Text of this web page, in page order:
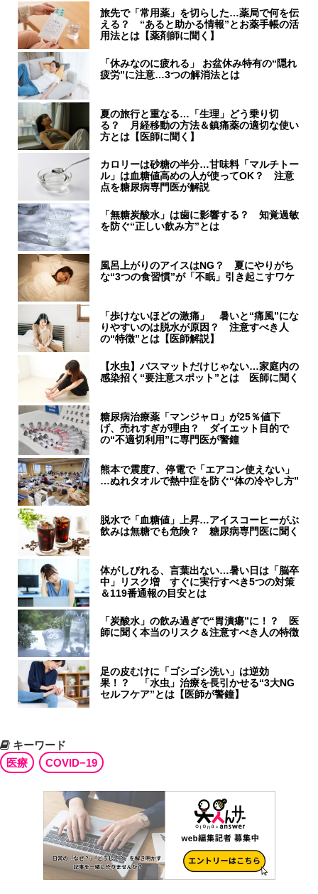
旅先で「常用薬」を切らした…薬局で何を伝
える？ “あると助かる情報”とお薬手帳の活
用法とは【薬剤師に聞く】
「休みなのに疲れる」 お盆休み特有の“隠れ
疲労”に注意…3つの解消法とは
夏の旅行と重なる…「生理」どう乗り切
る？ 月経移動の方法＆鎮痛薬の適切な使い
方とは【医師に聞く】
カロリーは砂糖の半分…甘味料「マルチトー
ル」は血糖値高めの人が使ってOK？ 注意
点を糖尿病専門医が解説
「無糖炭酸水」は歯に影響する？ 知覚過敏
を防ぐ“正しい飲み方”とは
風呂上がりのアイスはNG？ 夏にやりがち
な“3つの食習慣”が「不眠」引き起こすワケ
「歩けないほどの激痛」 暑いと“痛風”にな
りやすいのは脱水が原因？ 注意すべき人
の“特徴”とは【医師解説】
【水虫】バスマットだけじゃない…家庭内の
感染招く“要注意スポット”とは 医師に聞く
糖尿病治療薬「マンジャロ」が25％値下
げ、売れすぎが理由？ ダイエット目的で
の“不適切利用”に専門医が警鐘
熊本で震度7、停電で「エアコン使えない」
…ぬれタオルで熱中症を防ぐ“体の冷やし方”
脱水で「血糖値」上昇…アイスコーヒーがぶ
飲みは無糖でも危険？ 糖尿病専門医に聞く
体がしびれる、言葉出ない…暑い日は「脳卒
中」リスク増 すぐに実行すべき5つの対策
＆119番通報の目安とは
「炭酸水」の飲み過ぎで“胃潰瘍”に！？ 医
師に聞く本当のリスク＆注意すべき人の特徴
足の皮むけに「ゴシゴシ洗い」は逆効
果！？ 「水虫」治療を長引かせる“3大NG
セルフケア”とは【医師が警鐘】
キーワード
医療
COVID−19